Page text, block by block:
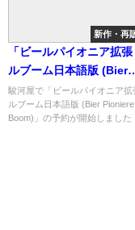
新作・再
「ビールパイオニア拡
ルブーム日本語版 (Bier
Pioniere： Bier Boom)
と予約購入可能なショッ
駿河屋で「ビールパイオニア拡
ルブーム日本語版 (Bier
Boom)」の予約が開始しました